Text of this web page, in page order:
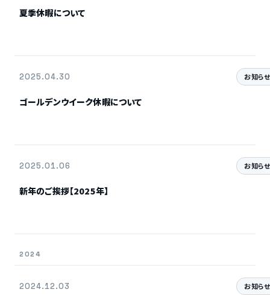
夏季休暇について
2025.04.30 お知らせ
ゴールデンウイーク休暇について
2025.01.06 お知らせ
新年のご挨拶【2025年】
2024
2024.12.03 お知らせ